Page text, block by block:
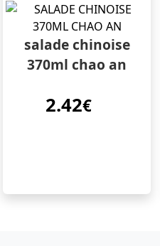
salade chinoise
370ml chao an
2.42€